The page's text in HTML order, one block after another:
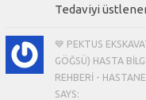
Tedaviyi
💙 PEKTUS
GÖĞSÜ) HASTA
REHBERI -
SAYS: